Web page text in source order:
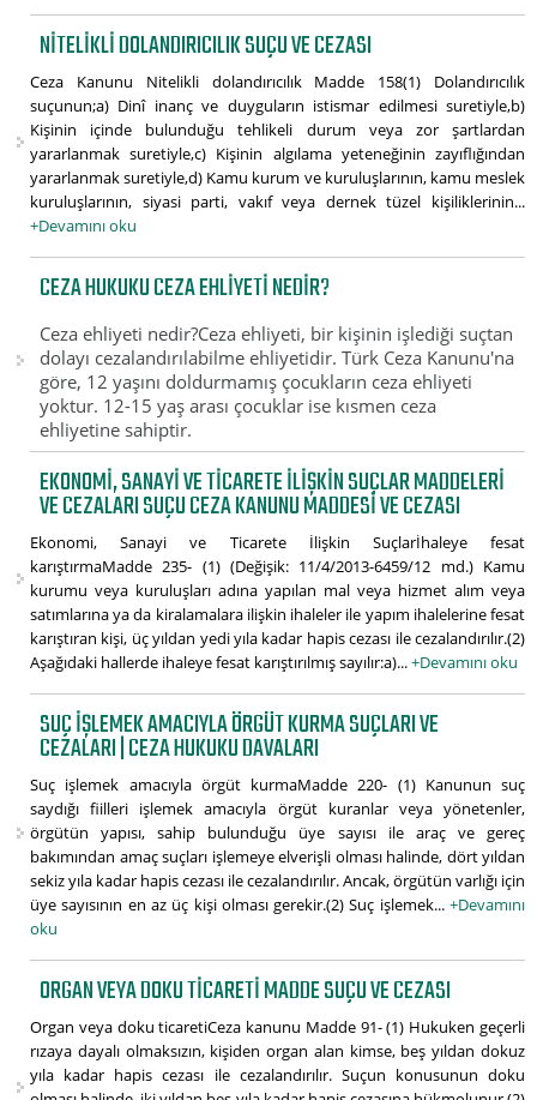
NITELIKLI DOLANDIRICILIK SUÇU VE CEZASI
Ceza Kanunu Nitelikli dolandırıcılık Madde 158(1) Dolandırıcılık
suçunun;a) Dinî inanç ve duyguların istismar edilmesi suretiyle,b)
Kişinin içinde bulunduğu tehlikeli durum veya zor şartlardan
yararlanmak suretiyle,c) Kişinin algılama yeteneğinin zayıflığından
yararlanmak suretiyle,d) Kamu kurum ve kuruluşlarının, kamu meslek
kuruluşlarının, siyasi parti, vakıf veya dernek tüzel kişiliklerinin...
+Devamını oku
CEZA HUKUKU CEZA EHLIYETI NEDIR?
Ceza ehliyeti nedir?Ceza ehliyeti, bir kişinin işlediği suçtan
dolayı cezalandırılabilme ehliyetidir. Türk Ceza Kanunu'na
göre, 12 yaşını doldurmamış çocukların ceza ehliyeti
yoktur. 12-15 yaş arası çocuklar ise kısmen ceza
ehliyetine sahiptir.
EKONOMI, SANAYI VE TICARETE İLIŞKIN SUÇLAR MADDELERI
VE CEZALARI SUÇU CEZA KANUNU MADDESI VE CEZASI
Ekonomi, Sanayi ve Ticarete İlişkin Suçlarİhaleye fesat
karıştırmaMadde 235- (1) (Değişik: 11/4/2013-6459/12 md.) Kamu
kurumu veya kuruluşları adına yapılan mal veya hizmet alım veya
satımlarına ya da kiralamalara ilişkin ihaleler ile yapım ihalelerine fesat
karıştıran kişi, üç yıldan yedi yıla kadar hapis cezası ile cezalandırılır.(2)
Aşağıdaki hallerde ihaleye fesat karıştırılmış sayılır:a)...+Devamını oku
SUÇ IŞLEMEK AMACIYLA ÖRGÜT KURMA SUÇLARI VE
CEZALARI | CEZA HUKUKU DAVALARI
Suç işlemek amacıyla örgüt kurmaMadde 220- (1) Kanunun suç
saydığı fiilleri işlemek amacıyla örgüt kuranlar veya yönetenler,
örgütün yapısı, sahip bulunduğu üye sayısı ile araç ve gereç
bakımından amaç suçları işlemeye elverişli olması halinde, dört yıldan
sekiz yıla kadar hapis cezası ile cezalandırılır. Ancak, örgütün varlığı için
üye sayısının en az üç kişi olması gerekir.(2) Suç işlemek... +Devamını
oku
ORGAN VEYA DOKU TICARETI MADDE SUÇU VE CEZASI
Organ veya doku ticaretiCeza kanunu Madde 91- (1) Hukuken geçerli
rızaya dayalı olmaksızın, kişiden organ alan kimse, beş yıldan dokuz
yıla kadar hapis cezası ile cezalandırılır. Suçun konusunun doku